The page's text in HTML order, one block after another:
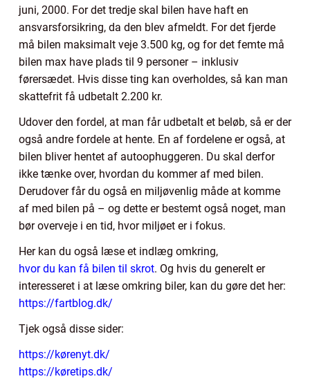
juni, 2000. For det tredje skal bilen have haft en
ansvarsforsikring, da den blev afmeldt. For det fjerde
må bilen maksimalt veje 3.500 kg, og for det femte må
bilen max have plads til 9 personer – inklusiv
førersædet. Hvis disse ting kan overholdes, så kan man
skattefrit få udbetalt 2.200 kr.
Udover den fordel, at man får udbetalt et beløb, så er der
også andre fordele at hente. En af fordelene er også, at
bilen bliver hentet af autoophuggeren. Du skal derfor
ikke tænke over, hvordan du kommer af med bilen.
Derudover får du også en miljøvenlig måde at komme
af med bilen på – og dette er bestemt også noget, man
bør overveje i en tid, hvor miljøet er i fokus.
Her kan du også læse et indlæg omkring,
hvor du kan få bilen til skrot. Og hvis du generelt er
interesseret i at læse omkring biler, kan du gøre det her:
https://fartblog.dk/
Tjek også disse sider:
https://kørenyt.dk/
https://køretips.dk/